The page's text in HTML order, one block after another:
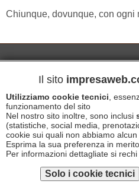
Chiunque, dovunque, con ogni
Copyright © 2026 IMPRESAWEB
Informativa
Il sito
Utilizziamo cookie tecnici ,
funzionamento del sito
Nel nostro sito inoltre, sono inclusi
(statistiche, social media,
cookie sui quali non abbiamo alcun
Esprima la sua preferenza in
Per informazioni dettagliate si
Solo i cookie tecnici